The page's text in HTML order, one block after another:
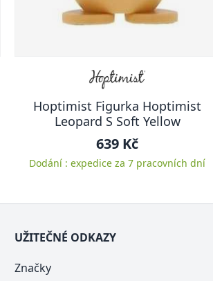
Hoptimist Figurka Hoptimist
Leopard S Soft Yellow
639 Kč
Dodání : expedice za 7 pracovních dní
UŽITEČNÉ ODKAZY
Značky